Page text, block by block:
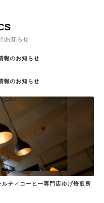
お知らせ
報のお知らせ
報のお知らせ
ティコーヒー専門店ゆげ焙煎所